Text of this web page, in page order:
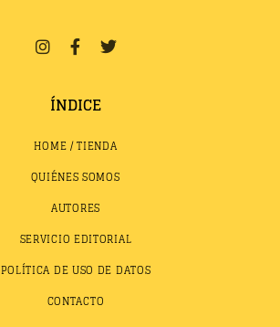
ÍNDICE
HOME / TIENDA
QUIÉNES SOMOS
AUTORES
SERVICIO EDITORIAL
POLÍTICA DE USO DE DATOS
CONTACTO